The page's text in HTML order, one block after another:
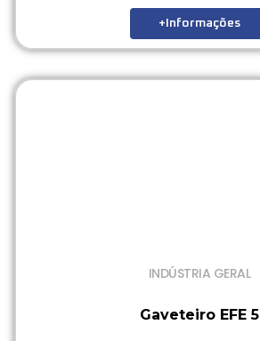
+Informações
INDÚSTRIA GERAL
Gaveteiro EFE 5